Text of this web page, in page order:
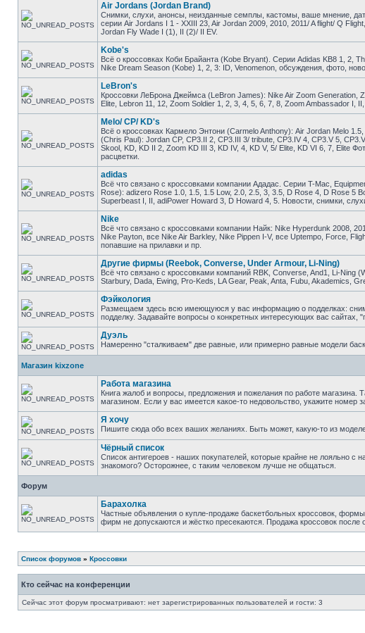
Air Jordans (Jordan Brand)
Снимки, слухи, анонсы, неизданные семплы, кастомы, ваше мнение,
серии Air Jordans I 1 - XXIII 23, Air Jordan 2009, 2010, 2011/ A flight/ Q
Jordan Fly Wade I (1), II (2)/ II EV.
Kobe's
Всё о кроссовках Коби Брайанта (Kobe Bryant). Серии Adidas KB8 1, 2,
Nike Dream Season (Kobe) 1, 2, 3: ID, Venomenon, обсуждения, фото,
LeBron's
Кроссовки ЛеБрона Джеймса (LeBron James): Nike Air Zoom Generation,
Elite, Lebron 11, 12, Zoom Soldier 1, 2, 3, 4, 5, 6, 7, 8, Zoom Ambassador I,
Melo/ CP/ KD's
Всё о кроссовках Кармело Энтони (Carmelo Anthony): Air Jordan Melo
(Chris Paul): Jordan CP, CP3.II 2, CP3.III 3/ tribute, CP3.IV 4, CP3.V 5,
Skool, KD, KD II 2, Zoom KD III 3, KD IV, 4, KD V, 5/ Elite, KD VI 6, 7, Elite
расцветки.
adidas
Всё что связано с кроссовками компании Ададас. Серии T-Mac,
Rose): adizero Rose 1.0, 1.5, 1.5 Low, 2.0, 2.5, 3, 3.5, D Rose 4, D Rose 5
Superbeast I, II, adiPower Howard 3, D Howard 4, 5. Новости, снимки,
Nike
Всё что связано с кроссовками компании Найк: Nike Hyperdunk 2008,
Nike Payton, все Nike Air Barkley, Nike Pippen I-V, все Uptempo, Force,
попавшие на прилавки и пр.
Другие фирмы (Reebok, Converse, Under Armour, Li-Ning)
Всё что связано с кроссовками компаний RBK, Converse, And1, Li-Ning
Starbury, Dada, Ewing, Pro-Keds, LA Gear, Peak, Anta, Fubu, Akademics,
Фэйкология
Размещаем здесь всю имеющуюся у вас информацию о подделках:
подделку. Задавайте вопросы о конкретных интересующих вас сайтах,
Дуэль
Намеренно "сталкиваем" две равные, или примерно равные модели
Магазин kixzone
Работа магазина
Книга жалоб и вопросы, предложения и пожелания по работе
магазином. Если у вас имеется какое-то недовольство, укажите номер
Я хочу
Пишите сюда обо всех ваших желаниях. Быть может, какую-то из
Чёрный список
Список антигероев - наших покупателей, которые крайне не лояльно
знакомого? Осторожнее, с таким человеком лучше не общаться.
Форум
Барахолка
Частные объявления о купле-продаже баскетбольных кроссовок,
фирм не допускаются и жёстко пресекаются. Продажа кроссовок после
Список форумов » Кроссовки
Кто сейчас на конференции
Сейчас этот форум просматривают: нет зарегистрированных пользователей и гости: 3